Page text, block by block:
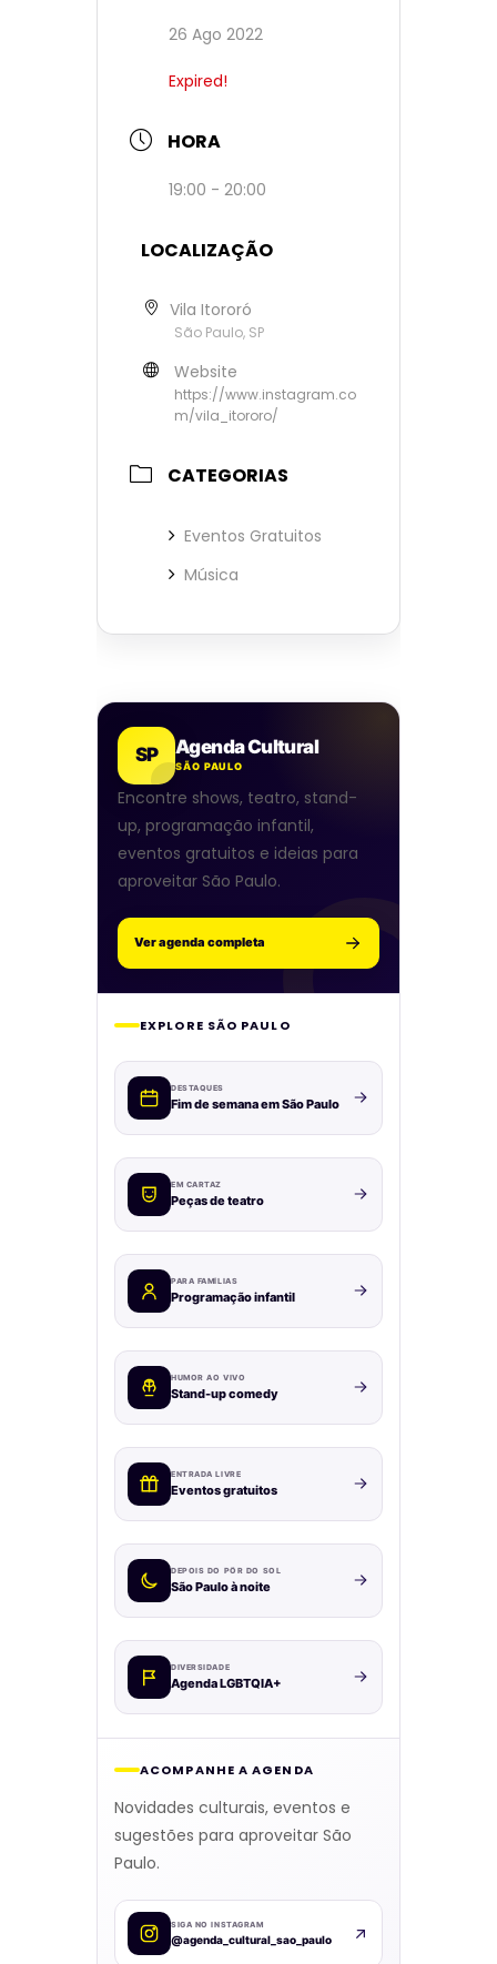
26 Ago 2022
Expired!
HORA
19:00 - 20:00
LOCALIZAÇÃO
Vila Itororó
São Paulo, SP
Website
https://www.instagram.co
m/vila_itororo/
CATEGORIAS
Eventos Gratuitos
Música
SP Agenda Cultural
SÃO PAULO
Encontre shows, teatro, stand-
up, programação infantil,
eventos gratuitos e ideias para
aproveitar São Paulo.
Ver agenda completa
EXPLORE SÃO PAULO
DESTAQUES
Fim de semana em São Paulo
EM CARTAZ
Peças de teatro
PARA FAMÍLIAS
Programação infantil
HUMOR AO VIVO
Stand-up comedy
ENTRADA LIVRE
Eventos gratuitos
DEPOIS DO PÔR DO SOL
São Paulo à noite
DIVERSIDADE
Agenda LGBTQIA+
ACOMPANHE A AGENDA
Novidades culturais, eventos e
sugestões para aproveitar São
Paulo.
SIGA NO INSTAGRAM
@agenda_cultural_sao_paulo